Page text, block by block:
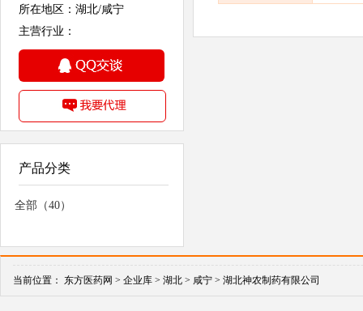
所在地区：湖北/咸宁
主营行业：
产品分类
全部（40）
当前位置： 东方医药网 > 企业库 > 湖北 > 咸宁 > 湖北神农制药有限公司